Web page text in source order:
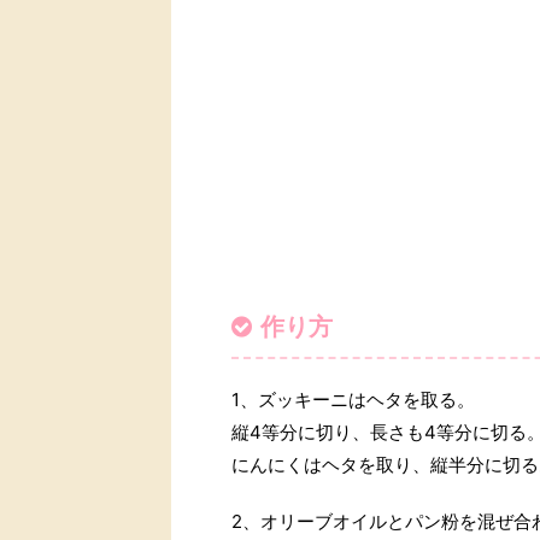
作り方
1、ズッキーニはヘタを取る。
縦4等分に切り、長さも4等分に切る。
にんにくはヘタを取り、縦半分に切る
2、オリーブオイルとパン粉を混ぜ合